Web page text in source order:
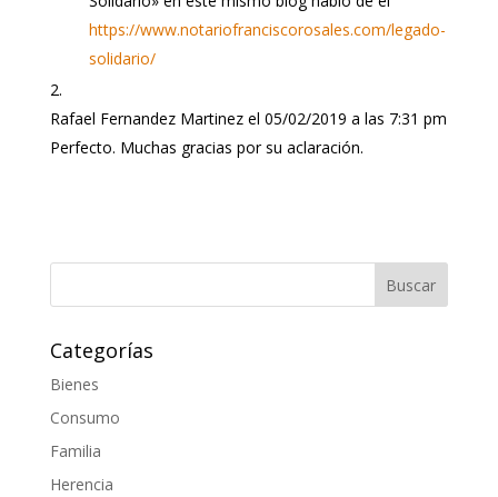
https://www.notariofranciscorosales.com/legado-
solidario/
Rafael Fernandez Martinez el 05/02/2019 a las 7:31 pm
Perfecto. Muchas gracias por su aclaración.
Categorías
Bienes
Consumo
Familia
Herencia